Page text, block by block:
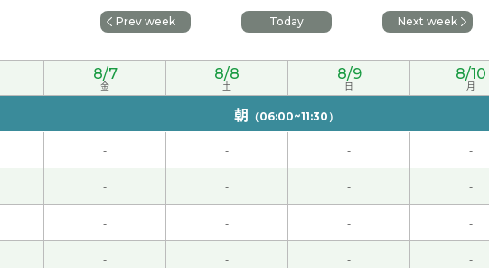
い🎁
い経験ができるといいですね。下次也请多关照。( 50代 男性 )
Prev week Today Next week
8/7
金
8/8
土
8/9
日
8/10
月
朝 （06:00~11:30）
- - - -
- - - -
- - - -
- - - -